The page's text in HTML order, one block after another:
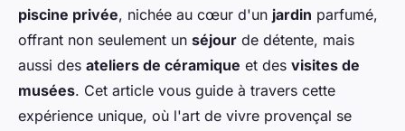
piscine privée, nichée au cœur d'un jardin parfumé,
offrant non seulement un séjour de détente, mais
aussi des ateliers de céramique et des visites de
musées. Cet article vous guide à travers cette
expérience unique, où l'art de vivre provençal se